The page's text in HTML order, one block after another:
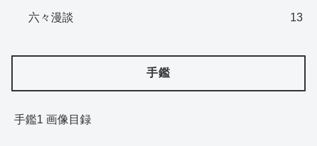
六々漫談 13
手鑑
手鑑1 画像目録